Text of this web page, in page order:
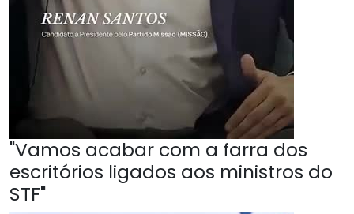
"Vamos acabar com a farra dos
escritórios ligados aos ministros do
STF"